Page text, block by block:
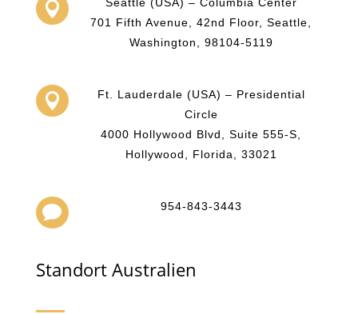

Seattle (USA) – Columbia Center
701 Fifth Avenue, 42nd Floor, Seattle,
Washington, 98104-5119

Ft. Lauderdale (USA) – Presidential
Circle
4000 Hollywood Blvd, Suite 555-S,
Hollywood, Florida, 33021
 954-843-3443
Standort Australien